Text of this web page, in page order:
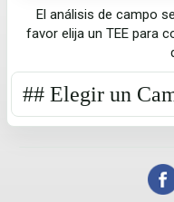
El análisis de campo
favor elija un TEE para